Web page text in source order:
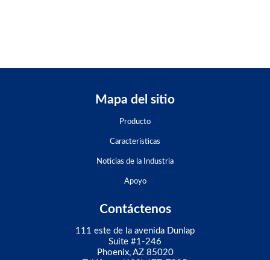
Mapa del sitio
Producto
Características
Noticias de la Industria
Apoyo
Contáctenos
111 este de la avenida Dunlap
Suite #1-246
Phoenix, AZ 85020